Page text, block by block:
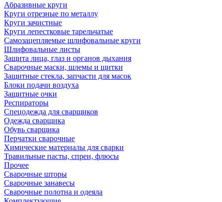
Абразивные круги
Круги отрезные по металлу
Круги зачистные
Круги лепестковые тарельчатые
Самозацепляемые шлифовальные круги
Шлифовальные листы
Защита лица, глаз и органов дыхания
Сварочные маски, шлемы и щитки
Защитные стекла, запчасти для масок
Блоки подачи воздуха
Защитные очки
Респираторы
Спецодежда для сварщиков
Одежда сварщика
Обувь сварщика
Перчатки сварочные
Химические материалы для сварки
Травильные пасты, спреи, флюсы
Прочее
Сварочные шторы
Сварочные занавесы
Сварочные полотна и одеяла